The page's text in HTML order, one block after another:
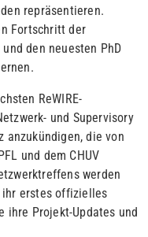
repräsentieren.
Fortschritt der
den neuesten PhD
ReWIRE-
und Supervisory
anzukündigen, die von
und dem CHUV
werden
ihr erstes offizielles
ihre Projekt-Updates und